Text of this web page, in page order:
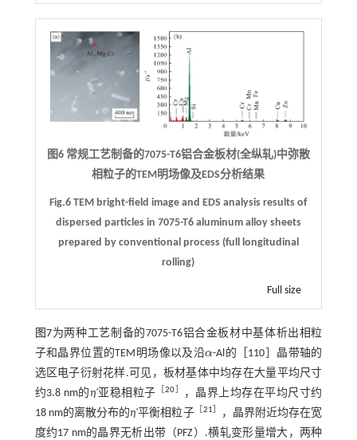
图6 常规工艺制备的7075-T6铝合金板材(全纵轧)中弥散
相粒子的TEM明场像及EDS分析结果
Fig.6 TEM bright-field image and EDS analysis results of
dispersed particles in 7075-T6 aluminum alloy sheets
prepared by conventional process (full longitudinal
rolling)
Full size
图7为两种工艺制备的7075-T6铝合金板材中基体析出相粒
子和晶界位置的TEM明场像以及沿α
α-Al的［110］晶带轴的
选区电子衍射花样.可见，板材基体中均存在大量平均尺寸
约3.8 nm的 η'亚稳相粒子 ［20
，晶界上均存在平均尺寸约
18 nm的离散分布的η'平衡相粒子 21
，晶界附近均存在宽
度约17 nm的晶界无析出带（PFZ）.横轧变形量增大，两种